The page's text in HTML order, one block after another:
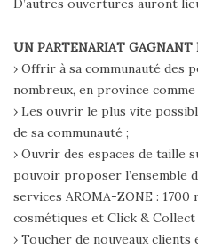
D’autres ouvertures auront
UN PARTENARIAT GAGNANT
› Offrir à sa communauté des
nombreux, en province comme
› Les ouvrir le plus vite
de sa communauté ;
› Ouvrir des espaces de taille
pouvoir proposer l’ensemble
services AROMA-ZONE :
cosmétiques et Click & Collect
› Toucher de nouveaux